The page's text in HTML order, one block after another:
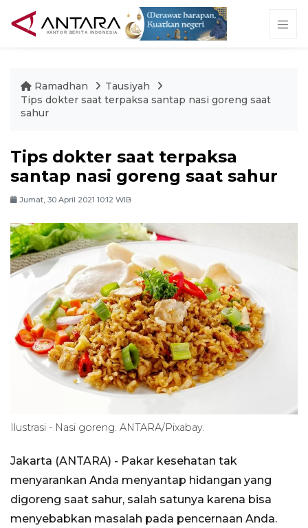
Ramadhan
Tausiyah
Tips dokter saat terpaksa santap nasi goreng saat
sahur
Tips dokter saat terpaksa
santap nasi goreng saat sahur
Jumat, 30 April 2021 10:12 WIB
Ilustrasi - Nasi goreng. ANTARA/Pixabay.
Jakarta (ANTARA) - Pakar kesehatan tak
menyarankan Anda menyantap hidangan yang
digoreng saat sahur, salah satunya karena bisa
menyebabkan masalah pada pencernaan Anda.